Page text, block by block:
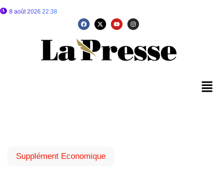
8 août 2026 22:38
Supplément Economique